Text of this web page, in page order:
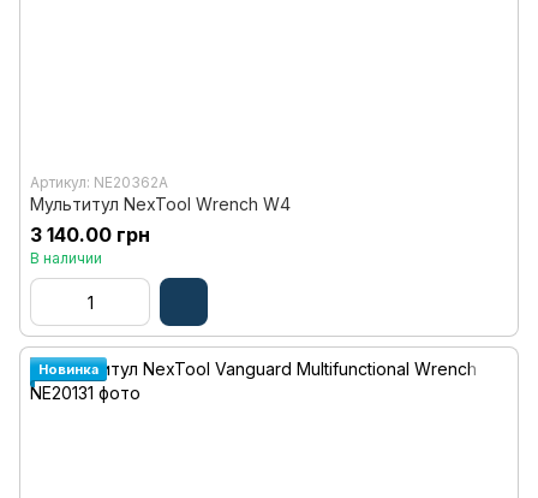
Артикул: NE20362A
Мультитул NexTool Wrench W4
3 140.00 грн
В наличии
Новинка